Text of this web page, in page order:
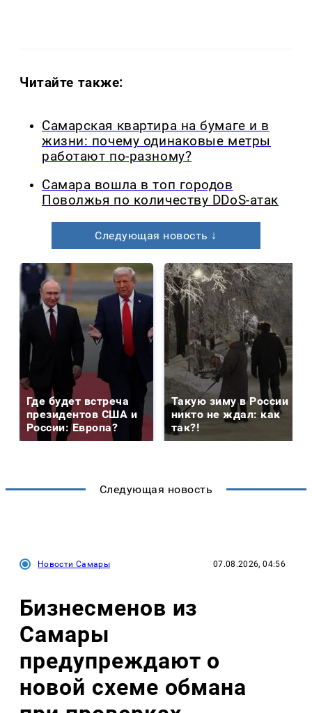
Читайте также:
Самарская квартира на бумаге и в
жизни: почему одинаковые метры
работают по-разному?
Самара вошла в топ городов
Поволжья по количеству DDoS-атак
Следующая новость ↓
Где будет встреча
президентов США и
России: Европа?
Такую зиму в России
никто не ждал: как
так?!
Следующая новость
Новости Самары 07.08.2026, 04:56
Бизнесменов из
Самары
предупреждают о
новой схеме обмана